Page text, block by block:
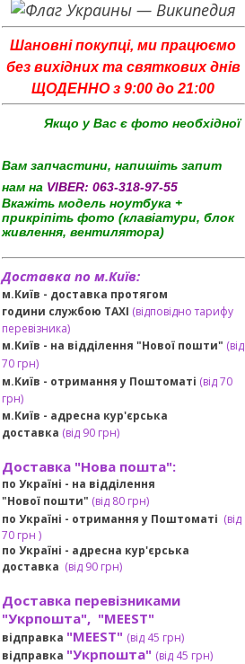
Шановні покупці, ми працюємо
без вихідних та святкових днів
ЩОДЕННО з 9:00 до 21:00
Якщо у Вас є фото необхідної
Вам запчастини, напишіть запит
нам на VIBER: 063-318-97-55
Вкажіть модель ноутбука +
прикріпіть фото (клавіатури, блок
живлення, вентилятора)
Доставка по м.Київ:
м.Київ - доставка протягом
години службою TAXI (відповідно тарифу
перевізника)
м.Київ - на відділення "Нової пошти" (від
70 грн)
м.Київ - отримання у Поштоматі (від 70
грн)
м.Київ - адресна кур'єрська
доставка (від90 грн)
Доставка "Нова пошта":
по Україні - на відділення
"Нової пошти" (від 80 грн)
по Україні - отримання у Поштоматі (від
70 грн )
по Україні - адресна кур'єрська
доставка (від90 грн)
Доставка перевізниками
"Укрпошта", "MEEST"
відправка "MEEST" (від 45 грн)
відправка "Укрпошта" (від 45 грн)